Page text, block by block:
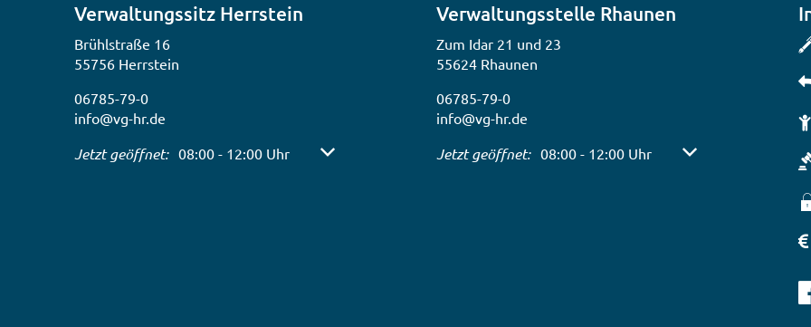
Ortsgemeinden
Verwaltungssitz Herrstein
Brühlstraße 16
55756 Herrstein
06785-79-0
info@vg-hr.de
Klicken, um weitere Öffnungs- oder Schließzeiten auszublenden
Jetzt geöffnet: 08:00 - 12:00 Uhr Von 08:00 bis 12:00 Uhr
Verwaltungsstelle Rhaunen
Zum Idar 21 und 23
55624 Rhaunen
06785-79-0
info@vg-hr.de
Klicken, um weitere Öffnungs- oder Schließzeiten
Jetzt geöffnet: 08:00 - 12:00 Uhr Von 08:00 bis 12:00